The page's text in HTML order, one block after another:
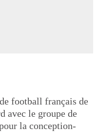
football français de
avec le groupe de
la conception-